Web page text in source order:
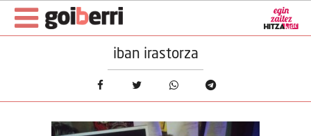
iban irastorza